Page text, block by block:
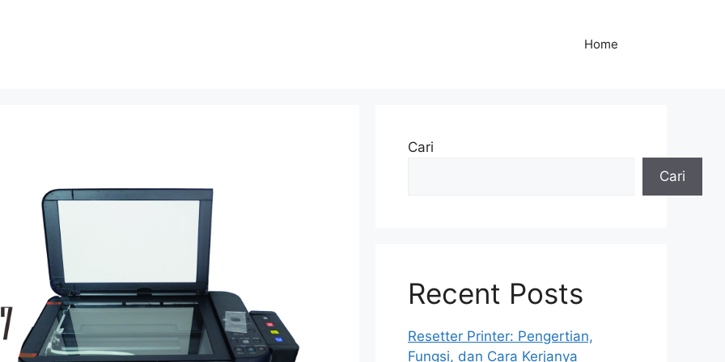
Home
Cari
Cari
Recent Posts
Resetter Printer: Pengertian,
Fungsi, dan Cara Kerjanya